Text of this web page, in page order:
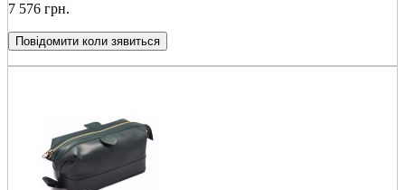
7 576 грн.
Повідомити коли зявиться